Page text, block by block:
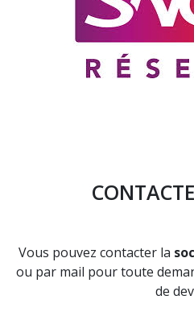
Vous pouvez contacter la
ou par mail pour toute
de